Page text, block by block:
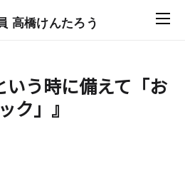
高橋けんたろう
う時に備えて「お
ク」』